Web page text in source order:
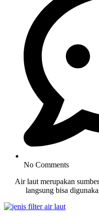
No Comments
Air laut merupakan
langsung bisa